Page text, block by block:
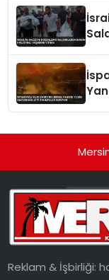
Reklam & İşbirliği: